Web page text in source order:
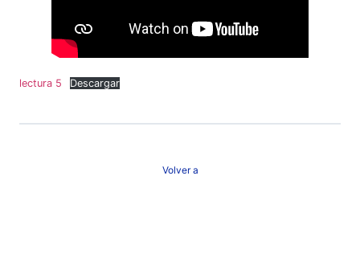
lectura 5 Descargar
Volver a